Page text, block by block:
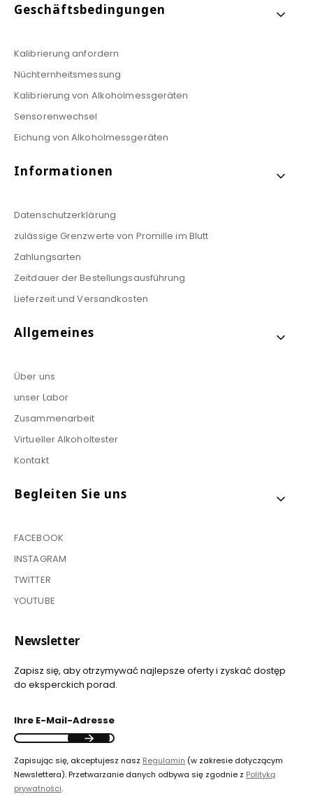
Geschäftsbedingungen
Kalibrierung anfordern
Nüchternheitsmessung
Kalibrierung von Alkoholmessgeräten
Sensorenwechsel
Eichung von Alkoholmessgeräten
Informationen
Datenschutzerklärung
zulässige Grenzwerte von Promille im Blutt
Zahlungsarten
Zeitdauer der Bestellungsausführung
Lieferzeit und Versandkosten
Allgemeines
Über uns
unser Labor
Zusammenarbeit
Virtueller Alkoholtester
Kontakt
Begleiten Sie uns
FACEBOOK
INSTAGRAM
TWITTER
YOUTUBE
Newsletter
Zapisz się, aby otrzymywać najlepsze oferty i zyskać dostęp
do eksperckich porad.
Ihre E-Mail-Adresse
Zapisując się, akceptujesz nasz Regulamin (w zakresie dotyczącym
Newslettera). Przetwarzanie danych odbywa się zgodnie z Polityką
prywatności.